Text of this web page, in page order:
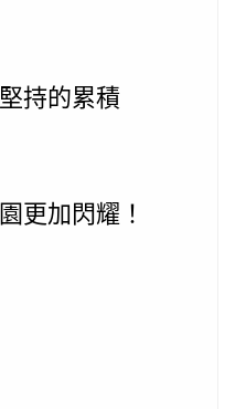
持的累積
更加閃耀！